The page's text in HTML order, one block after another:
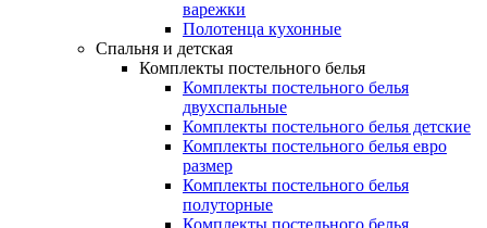
варежки
Полотенца кухонные
Спальня и детская
Комплекты постельного белья
Комплекты постельного белья
двухспальные
Комплекты постельного белья детские
Комплекты постельного белья евро
размер
Комплекты постельного белья
полуторные
Комплекты постельного белья